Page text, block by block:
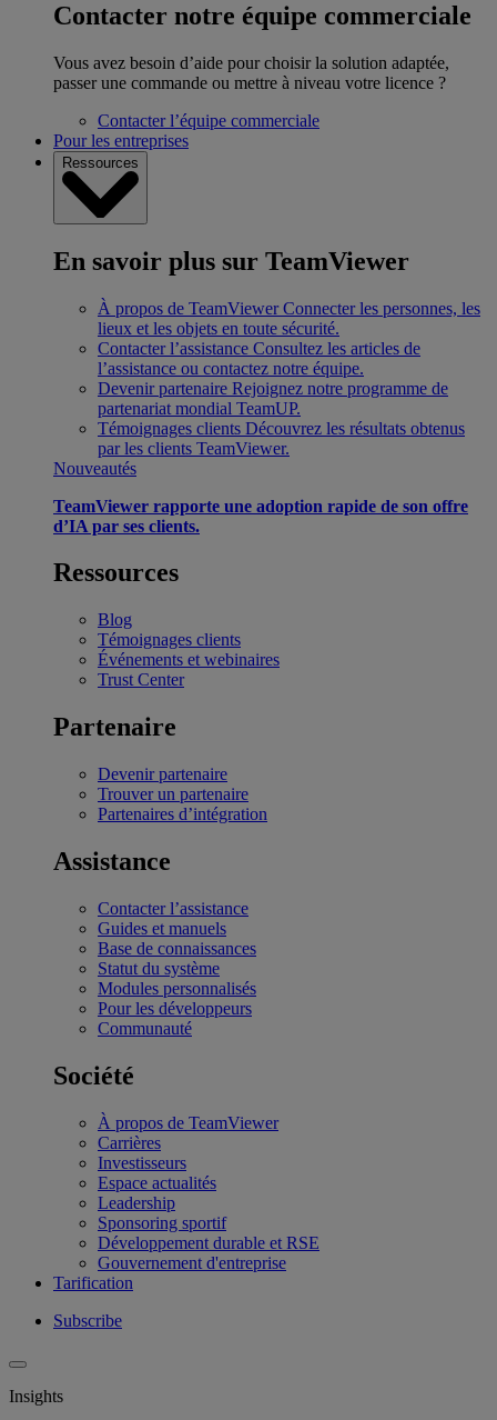
Contacter notre équipe commerciale
Vous avez besoin d’aide pour choisir la solution adaptée,
passer une commande ou mettre à niveau votre licence ?
Contacter l’équipe commerciale
Pour les entreprises
Ressources
En savoir plus sur TeamViewer
À propos de TeamViewer Connecter les personnes, les
lieux et les objets en toute sécurité.
Contacter l’assistance Consultez les articles de
l’assistance ou contactez notre équipe.
Devenir partenaire Rejoignez notre programme de
partenariat mondial TeamUP.
Témoignages clients Découvrez les résultats obtenus
par les clients TeamViewer.
Nouveautés
TeamViewer rapporte une adoption rapide de son offre
d’IA par ses clients.
Ressources
Blog
Témoignages clients
Événements et webinaires
Trust Center
Partenaire
Devenir partenaire
Trouver un partenaire
Partenaires d’intégration
Assistance
Contacter l’assistance
Guides et manuels
Base de connaissances
Statut du système
Modules personnalisés
Pour les développeurs
Communauté
Société
À propos de TeamViewer
Carrières
Investisseurs
Espace actualités
Leadership
Sponsoring sportif
Développement durable et RSE
Gouvernement d'entreprise
Tarification
Subscribe
Insights